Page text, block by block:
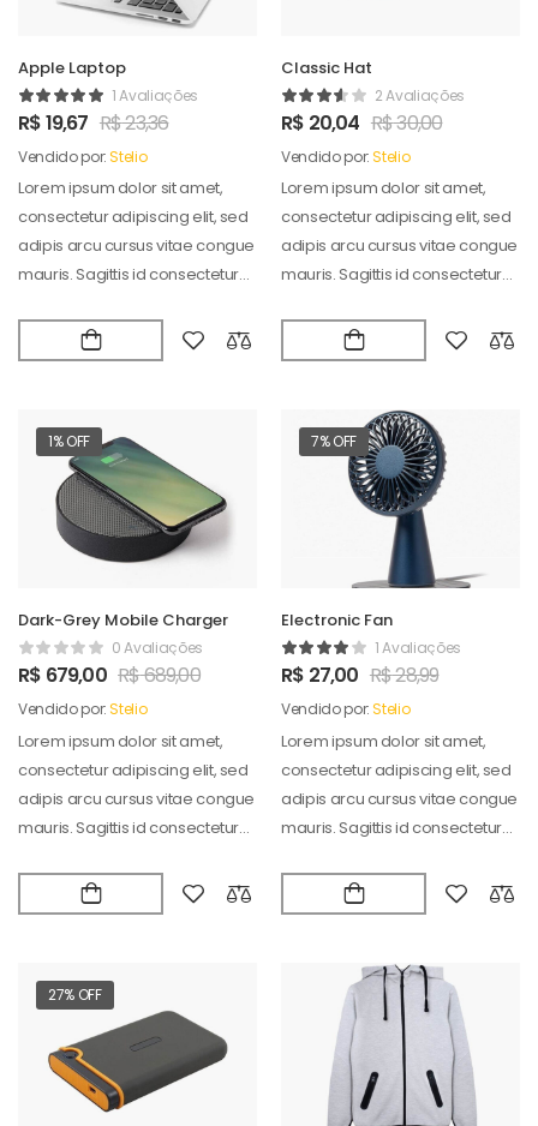
Apple Laptop
1 Avaliações
R$19,67 R$23,36
Vendido por:Stelio
Lorem ipsum dolor sit amet,
consectetur adipiscing elit, sed
adipis arcu cursus vitae congue
mauris. Sagittis id consectetur
Classic Hat
2 Avaliações
R$ 20,04 R$30,00
Vendido por:Stelio
Lorem ipsum dolor sit amet,
consectetur adipiscing elit, sed
adipis arcu cursus vitae congue
mauris. Sagittis id consectetur
1% OFF
Dark-Grey Mobile Charger
0 Avaliações
R$ 679,00 R$689,00
Vendido por:Stelio
Lorem ipsum dolor sit amet,
consectetur adipiscing elit, sed
adipis arcu cursus vitae congue
mauris. Sagittis id consectetur
7% OFF
Electronic Fan
1 Avaliações
R$ 27,00 R$28,99
Vendido por:Stelio
Lorem ipsum dolor sit amet,
consectetur adipiscing elit, sed
adipis arcu cursus vitae congue
mauris. Sagittis id consectetur
27% OFF